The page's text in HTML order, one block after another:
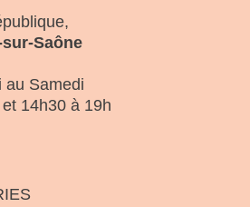
Saône
au Samedi
14h30 à 19h